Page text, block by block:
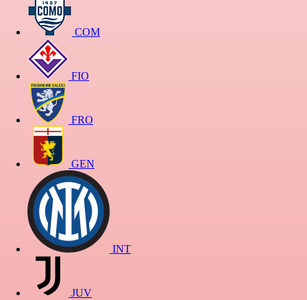
COM
FIO
FRO
GEN
INT
JUV